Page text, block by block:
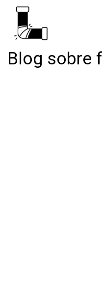
Blog sobre